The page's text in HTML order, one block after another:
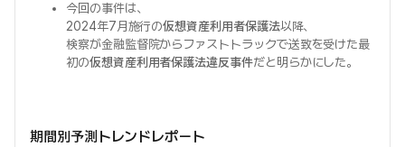
今回の事件は、
2024年7月施行の仮想資産利用者保護法以降、
検察が金融監督院からファストトラックで送致を受けた最
初の仮想資産利用者保護法違反事件だと明らかにした。
期間別予測トレンドレポート